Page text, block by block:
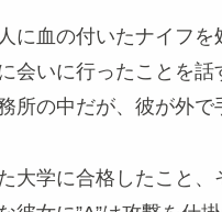
に血の付いたナイフ
会いに行ったことを
所の中だが、彼が外で
大学に合格したこと